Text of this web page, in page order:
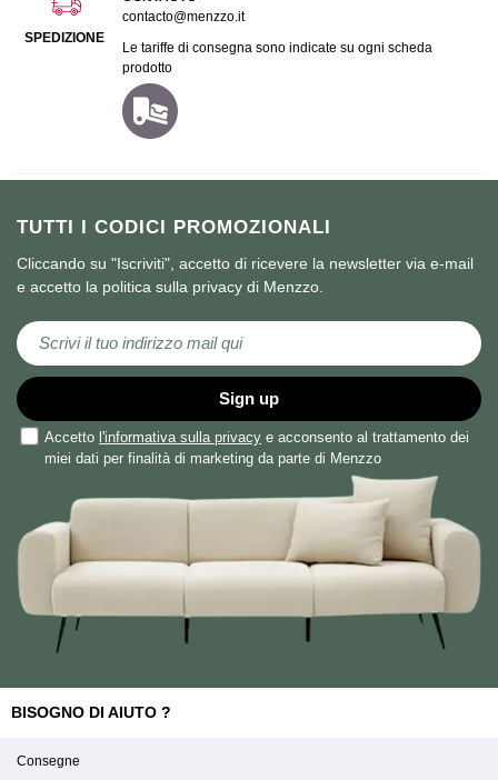
TUTTI I CODICI PROMOZIONALI
Cliccando su "Iscriviti", accetto di ricevere la newsletter via e-mail
e accetto la politica sulla privacy di Menzzo.
Iscriviti alla nostra Newsletter:
Sign up
Accetto l'informativa sulla privacy e acconsento al trattamento dei
miei dati per finalità di marketing da parte di Menzzo
SPEDIZIONE
contacto@menzzo.it
Le tariffe di consegna sono indicate su ogni scheda
prodotto
BISOGNO DI AIUTO ?
Consegne